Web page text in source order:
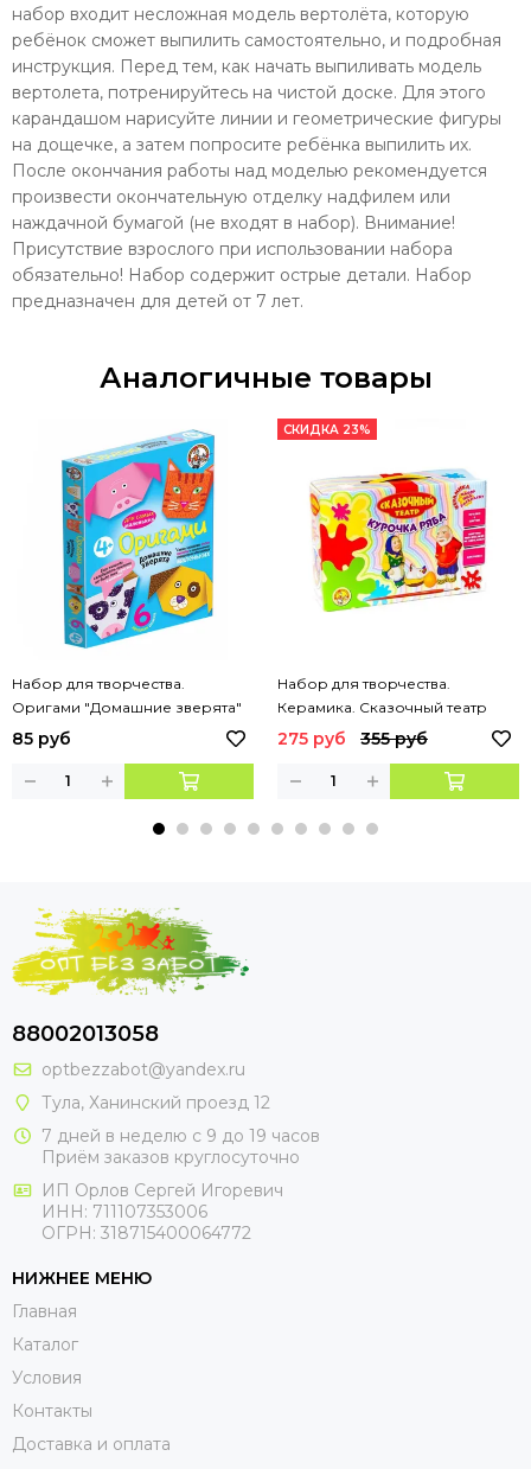
набор входит несложная модель вертолёта, которую
ребёнок сможет выпилить самостоятельно, и подробная
инструкция. Перед тем, как начать выпиливать модель
вертолета, потренируйтесь на чистой доске. Для этого
карандашом нарисуйте линии и геометрические фигуры
на дощечке, а затем попросите ребёнка выпилить их.
После окончания работы над моделью рекомендуется
произвести окончательную отделку надфилем или
наждачной бумагой (не входят в набор). Внимание!
Присутствие взрослого при использовании набора
обязательно! Набор содержит острые детали. Набор
предназначен для детей от 7 лет.
Аналогичные товары
Набор для творчества.
Оригами "Домашние зверята"
85 руб
СКИДКА 23%
Набор для творчества.
Керамика. Сказочный театр
"Курочка Ряба"
275 руб 355 руб
88002013058
optbezzabot@yandex.ru
Тула, Ханинский проезд 12
7 дней в неделю с 9 до 19 часов
Приём заказов круглосуточно
ИП Орлов Сергей Игоревич
ИНН: 711107353006
ОГРН: 318715400064772
НИЖНЕЕ МЕНЮ
Главная
Каталог
Условия
Контакты
Доставка и оплата